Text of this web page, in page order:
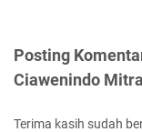
Posting
Ciawenindo
Terima kasih sudah